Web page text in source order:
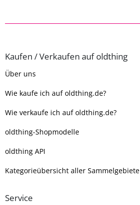
Kaufen / Verkaufen auf oldthing
Über uns
Wie kaufe ich auf oldthing.de?
Wie verkaufe ich auf oldthing.de?
oldthing-Shopmodelle
oldthing API
Kategorieübersicht aller Sammelgebiete
Service